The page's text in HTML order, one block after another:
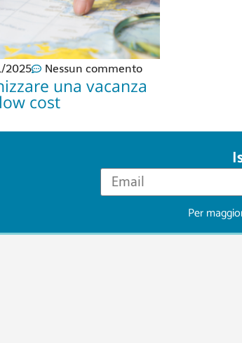
2025 Nessun commento
una vacanza
low cost
Per